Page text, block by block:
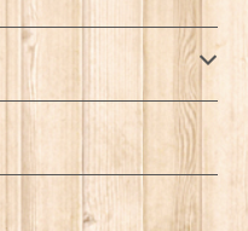
Moon】
】ー
LLEWELLYN】
CURTIS】